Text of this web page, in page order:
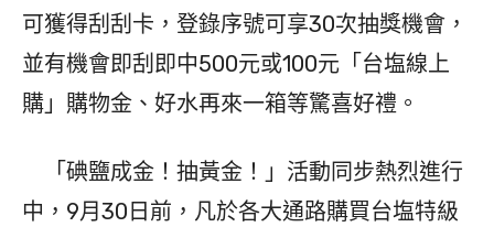
可獲得刮刮卡，登錄序號可享30次抽獎機會，
並有機會即刮即中500元或100元「台塩線上
購」購物金、好水再來一箱等驚喜好禮。
「碘鹽成金！抽黃金！」活動同步熱烈進行
中，9月30日前，凡於各大通路購買台塩特級